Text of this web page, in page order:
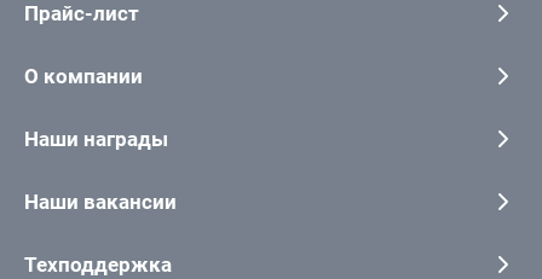
Прайс-лист
О компании
Наши награды
Наши вакансии
Техподдержка